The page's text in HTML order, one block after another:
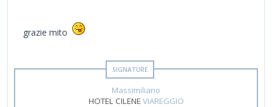
grazie mito
Massimiliano
HOTEL CILENEVIAREGGIO